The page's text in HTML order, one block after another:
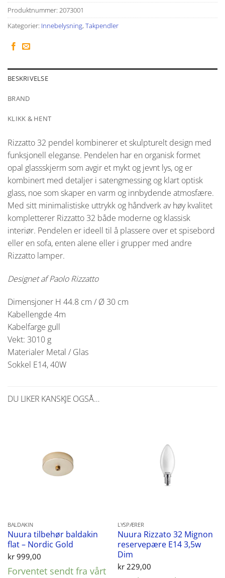
Produktnummer: 2073001
Kategorier: Innebelysning, Takpendler
BESKRIVELSE
BRAND
KLIKK & HENT
Rizzatto 32 pendel kombinerer et skulpturelt design med
funksjonell eleganse. Pendelen har en organisk formet
opal glassskjerm som avgir et mykt og jevnt lys, og er
kombinert med detaljer i satengmessing og klart optisk
glass, noe som skaper en varm og innbydende atmosfære.
Med sitt minimalistiske uttrykk og håndverk av høy kvalitet
kompletterer Rizzatto 32 både moderne og klassisk
interiør. Pendelen er ideell til å plassere over et spisebord
eller en sofa, enten alene eller i grupper med andre
Rizzatto lamper.
Designet af Paolo Rizzatto
Dimensjoner H 44.8 cm / Ø 30 cm
Kabellengde 4m
Kabelfarge gull
Vekt: 3010 g
Materialer Metal / Glas
Sokkel E14, 40W
DU LIKER KANSKJE OGSÅ…
BALDAKIN
Nuura tilbehør baldakin
flat – Nordic Gold
kr999,00
Forventet sendt fra vårt
LYSPÆRER
Nuura Rizzato 32 Mignon
reservepære E14 3,5w
Dim
kr229,00